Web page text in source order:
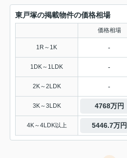
東戸塚の掲載物件の価格相場
価格相場
1R～1K -
1DK～1LDK -
2K～2LDK -
3K～3LDK 4768万円
4K～4LDK以上 5446.7万円